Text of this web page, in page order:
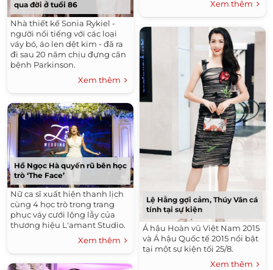
qua đời ở tuổi 86
Nhà thiết kế Sonia Rykiel -
người nổi tiếng với các loại
váy bó, áo len dệt kim - đã ra
đi sau 20 năm chịu đựng căn
bệnh Parkinson.
Xem thêm
Hồ Ngọc Hà quyến rũ bên học
trò ‘The Face’
Nữ ca sĩ xuất hiện thanh lịch
cùng 4 học trò trong trang
phục váy cưới lộng lẫy của
thương hiệu L'amant Studio.
Xem thêm
Xem thêm
Lệ Hằng gợi cảm, Thúy Vân cá
tính tại sự kiện
Á hậu Hoàn vũ Việt Nam 2015
và Á hậu Quốc tế 2015 nổi bật
tại một sự kiện tối 25/8.
Xem thêm